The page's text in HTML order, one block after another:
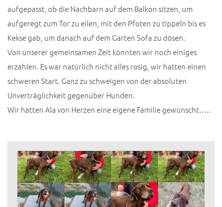
aufgepasst, ob die Nachbarn auf dem Balkon sitzen, um
aufgeregt zum Tor zu eilen, mit den Pfoten zu tippeln bis es
Kekse gab, um danach auf dem Garten Sofa zu dösen.
Von unserer gemeinsamen Zeit könnten wir noch einiges
erzählen. Es war natürlich nicht alles rosig, wir hatten einen
schweren Start. Ganz zu schweigen von der absoluten
Unverträglichkeit gegenüber Hunden.
Wir hätten Ala von Herzen eine eigene Familie gewünscht…..